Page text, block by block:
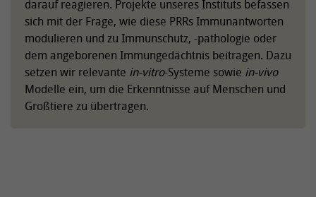
darauf reagieren. Projekte unseres Instituts befassen
sich mit der Frage, wie diese PRRs Immunantworten
modulieren und zu Immunschutz, -pathologie oder
dem angeborenen Immungedächtnis beitragen. Dazu
setzen wir relevante in-vitro-Systeme sowie in-vivo
Modelle ein, um die Erkenntnisse auf Menschen und
Großtiere zu übertragen.